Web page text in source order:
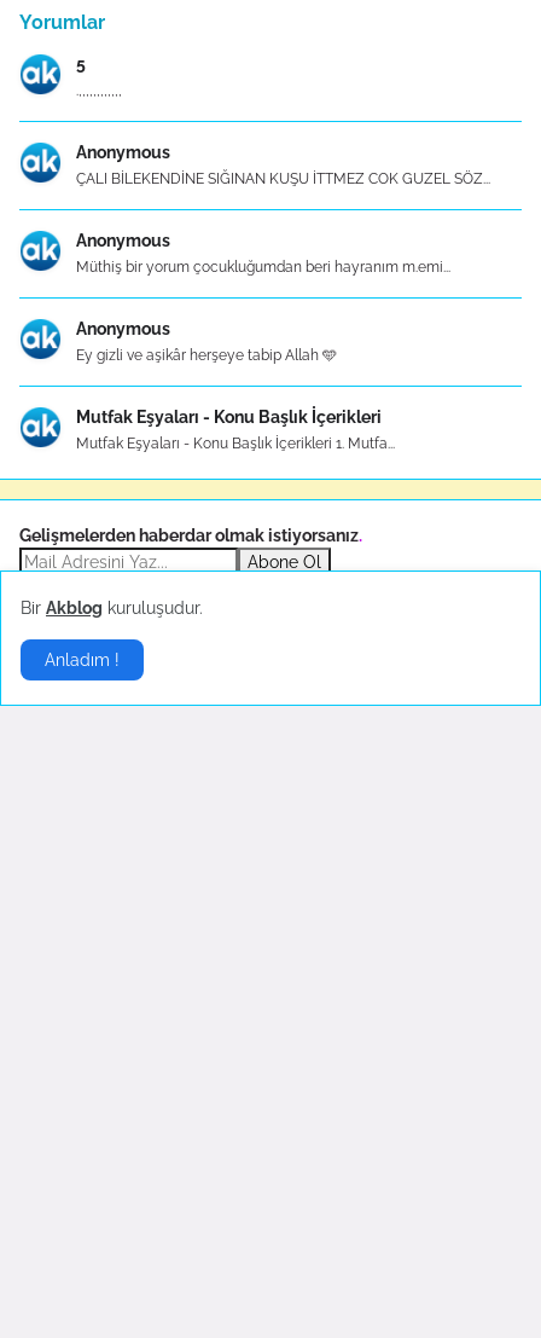
Yorumlar
5
.,,,,,,,,,,,,
Anonymous
ÇALI BİLEKENDİNE SIĞINAN KUŞU İTTMEZ COK GUZEL SÖZ...
Anonymous
Müthiş bir yorum çocukluğumdan beri hayranım m.emi...
Anonymous
Ey gizli ve aşikâr herşeye tabip Allah 🩵
Mutfak Eşyaları - Konu Başlık İçerikleri
Mutfak Eşyaları - Konu Başlık İçerikleri 1. Mutfa...
Gelişmelerden haberdar olmak istiyorsanız.
Abone Ol
Sponsor
Bir Akblog kuruluşudur.
Anladım !